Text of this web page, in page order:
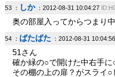
53 ： しか：2012-08-31 10:04:27
奥の部屋入ってからつまり中
54 ： ばたばた ：2012-08-31 10:04:56
51さん
確か緑の○で開けた中右手に
その棚の上の扉？がスライ○